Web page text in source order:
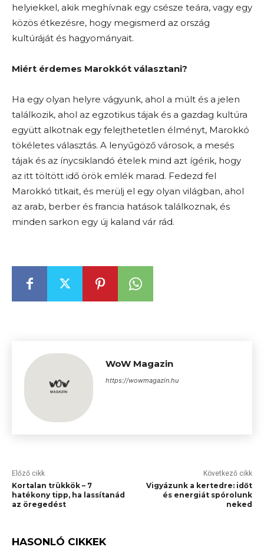
helyiekkel, akik meghívnak egy csésze teára, vagy egy
közös étkezésre, hogy megismerd az ország
kultúráját és hagyományait.
Miért érdemes Marokkót választani?
Ha egy olyan helyre vágyunk, ahol a múlt és a jelen
találkozik, ahol az egzotikus tájak és a gazdag kultúra
együtt alkotnak egy felejthetetlen élményt, Marokkó
tökéletes választás. A lenyűgöző városok, a mesés
tájak és az ínycsiklandó ételek mind azt ígérik, hogy
az itt töltött idő örök emlék marad. Fedezd fel
Marokkó titkait, és merülj el egy olyan világban, ahol
az arab, berber és francia hatások találkoznak, és
minden sarkon egy új kaland vár rád.
WoW Magazin
https://wowmagazin.hu
Előző cikk
Kortalan trükkök – 7
hatékony tipp, ha lassítanád
az öregedést
Következő cikk
Vigyázunk a kertedre: időt
és energiát spórolunk
neked
HASONLÓ CIKKEK